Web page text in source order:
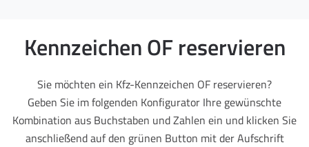
Kennzeichen OF reservieren
Sie möchten ein Kfz-Kennzeichen OF reservieren?
Geben Sie im folgenden Konfigurator Ihre gewünschte
Kombination aus Buchstaben und Zahlen ein und klicken Sie
anschließend auf den grünen Button mit der Aufschrift